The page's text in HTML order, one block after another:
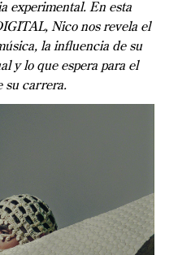
experimental. En esta
Nico nos revela el
la influencia de su
y lo que espera para el
su carrera.